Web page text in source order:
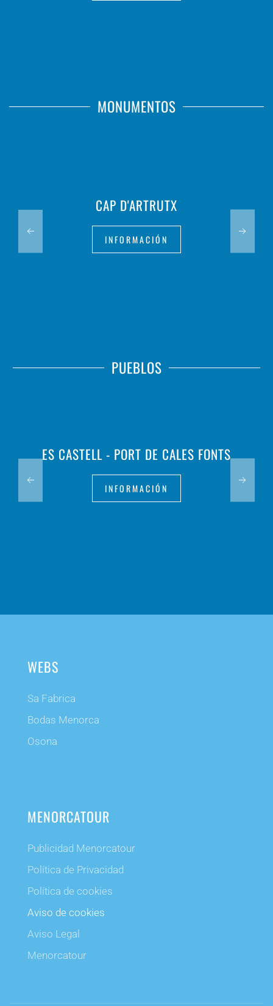
MONUMENTOS
CAP D'ARTRUTX
INFORMACIÓN
PUEBLOS
ES CASTELL - PORT DE CALES FONTS
INFORMACIÓN
WEBS
Sa Fabrica
Bodas Menorca
Osona
MENORCATOUR
Publicidad Menorcatour
Política de Privacidad
Política de cookies
Aviso de cookies
Aviso Legal
Menorcatour